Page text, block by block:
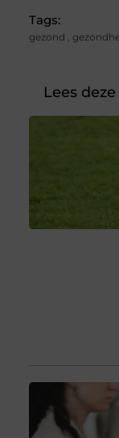
Tags:
gezond ,
Lees deze